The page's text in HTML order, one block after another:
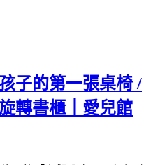
子的第一張桌椅 /
轉書櫃｜愛兒館